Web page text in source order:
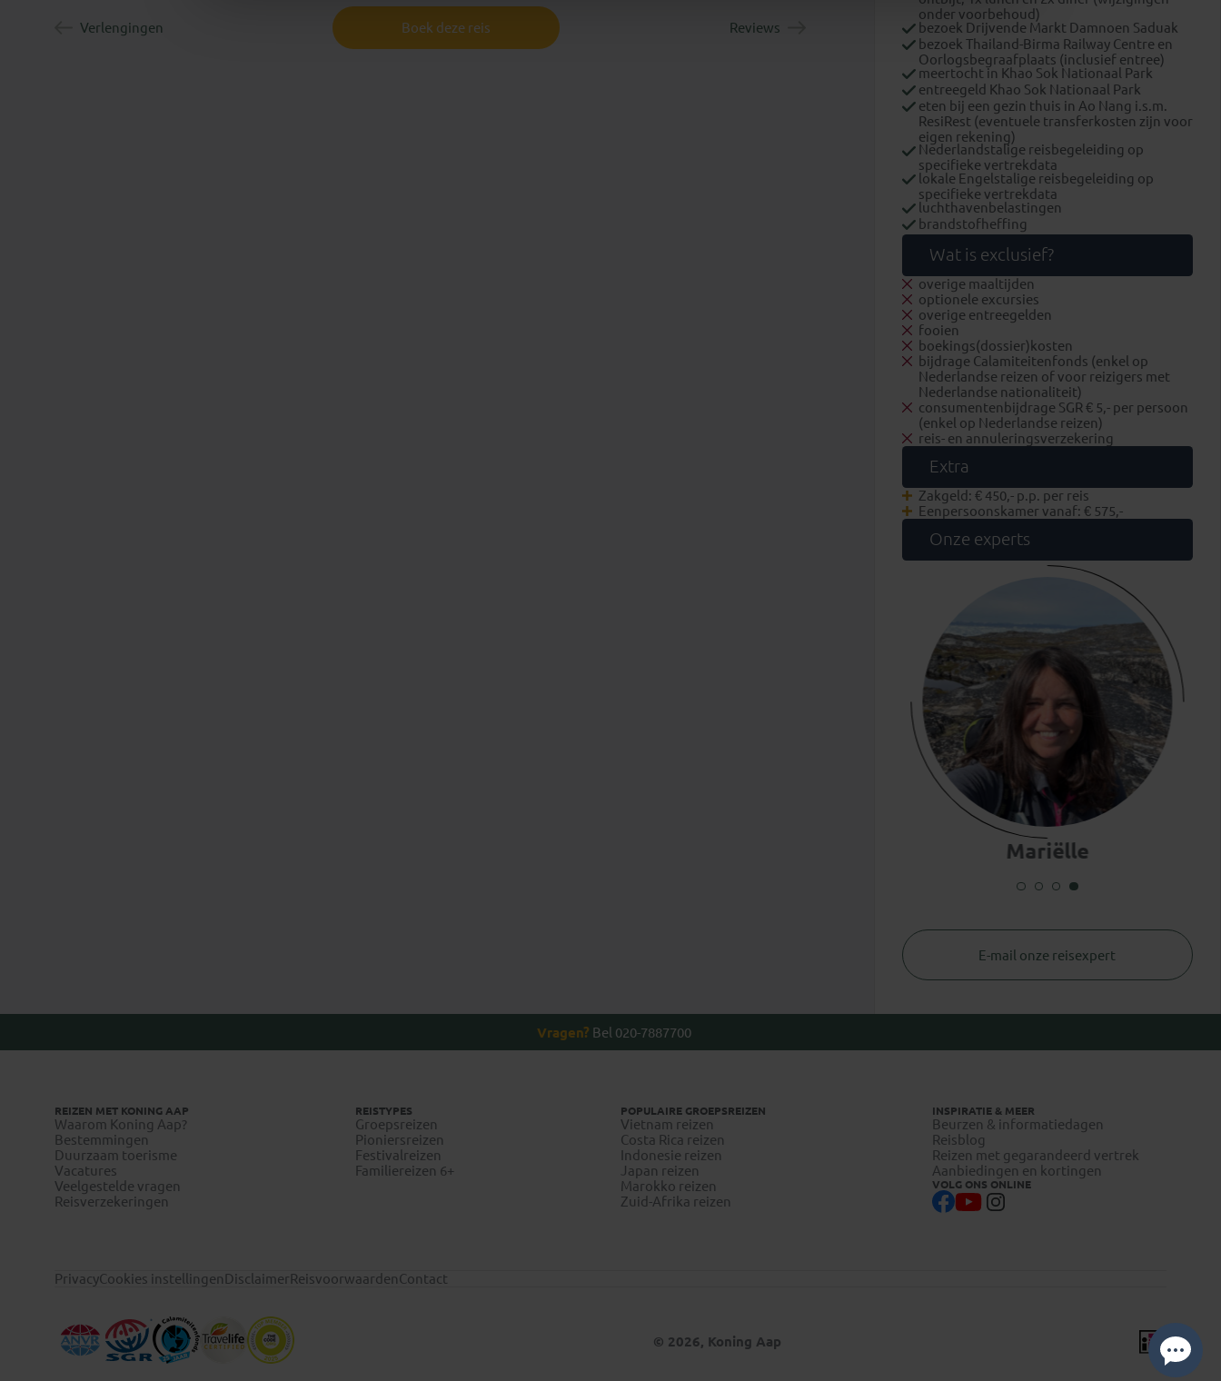
Verlengingen Boek deze reis Reviews
onder voorbehoud)
bezoek Drijvende Markt Damnoen Saduak
bezoek Thailand-Birma Railway Centre en
Oorlogsbegraafplaats (inclusief entree)
meertocht in Khao Sok Nationaal Park
entreegeld Khao Sok Nationaal Park
eten bij een gezin thuis in Ao Nang i.s.m.
ResiRest (eventuele transferkosten zijn voor
eigen rekening)
Nederlandstalige reisbegeleiding op
specifieke vertrekdata
lokale Engelstalige reisbegeleiding op
specifieke vertrekdata
luchthavenbelastingen
brandstofheffing
Wat is exclusief?
overige maaltijden
optionele excursies
overige entreegelden
fooien
boekings(dossier)kosten
bijdrage Calamiteitenfonds (enkel op
Nederlandse reizen of voor reizigers met
Nederlandse nationaliteit)
consumentenbijdrage SGR € 5,- per persoon
(enkel op Nederlandse reizen)
reis- en annuleringsverzekering
Extra
Zakgeld: € 450,- p.p. per reis
Eenpersoonskamer vanaf: € 575,-
Onze experts
Mariëlle
E-mail onze reisexpert
Vragen? Bel 020-7887700
REIZEN MET KONING AAP
Waarom Koning Aap?
Bestemmingen
Duurzaam toerisme
Vacatures
Veelgestelde vragen
Reisverzekeringen
REISTYPES
Groepsreizen
Pioniersreizen
Festivalreizen
Familiereizen 6+
POPULAIRE GROEPSREIZEN
Vietnam reizen
Costa Rica reizen
Indonesie reizen
Japan reizen
Marokko reizen
Zuid-Afrika reizen
INSPIRATIE & MEER
Beurzen & informatiedagen
Reisblog
Reizen met gegarandeerd vertrek
Aanbiedingen en kortingen
VOLG ONS ONLINE
PrivacyCookies instellingen DisclaimerReisvoorwaardenContact
© 2026, Koning Aap